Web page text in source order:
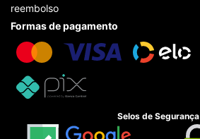
reembolso
Formas de pagamento
Selos de Segurança